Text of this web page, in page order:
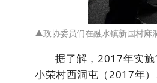
▲政协委员们在融水镇新国村麻
据了解，2017年实
小荣村西洞屯（2017年